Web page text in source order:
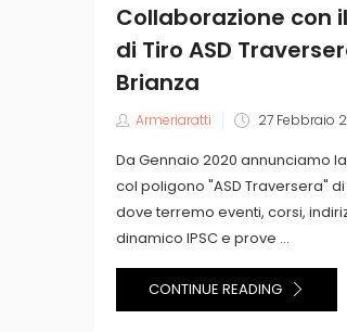
Collaborazione con
di Tiro ASD
Brianza
Armeriaratti
Posted
27 Febbraio
Da Gennaio 2020 annunciamo
col poligono "ASD Traversera"
dove terremo eventi, corsi,
dinamico IPSC e prove ...
CONTINUE READING